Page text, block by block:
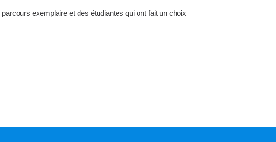
exemplaire et des étudiantes qui ont fait un choix